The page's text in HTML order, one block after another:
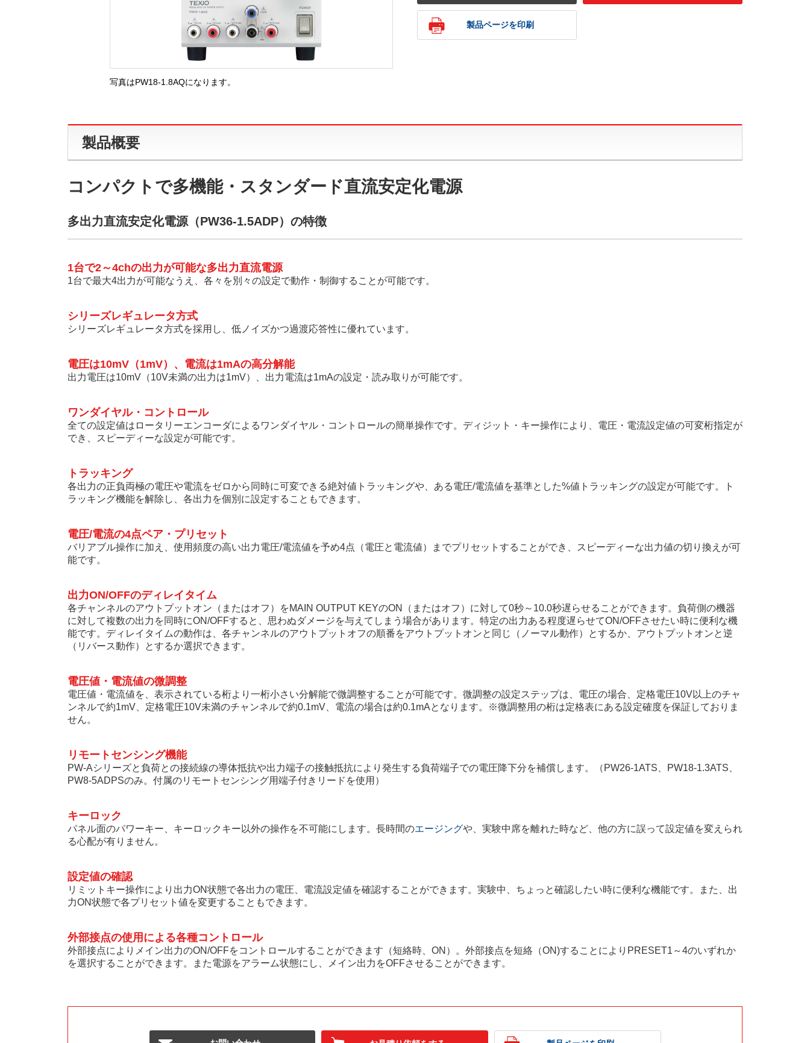
写真はPW18-1.8AQになります。
製品ページを印刷
製品概要
コンパクトで多機能・スタンダード直流安定化電源
多出力直流安定化電源（PW36-1.5ADP）の特徴
1台で2～4chの出力が可能な多出力直流電源
1台で最大4出力が可能なうえ、各々を別々の設定で動作・制御することが可能です。
シリーズレギュレータ方式
シリーズレギュレータ方式を採用し、低ノイズかつ過渡応答性に優れています。
電圧は10mV（1mV）、電流は1mAの高分解能
出力電圧は10mV（10V未満の出力は1mV）、出力電流は1mAの設定・読み取りが可能です。
ワンダイヤル・コントロール
全ての設定値はロータリーエンコーダによるワンダイヤル・コントロールの簡単操作です。ディジット・キー操作により、電圧・電流設定値の可変桁指定が
でき、スピーディーな設定が可能です。
トラッキング
各出力の正負両極の電圧や電流をゼロから同時に可変できる絶対値トラッキングや、ある電圧/電流値を基準とした%値トラッキングの設定が可能です。ト
ラッキング機能を解除し、各出力を個別に設定することもできます。
電圧/電流の4点ペア・プリセット
バリアブル操作に加え、使用頻度の高い出力電圧/電流値を予め4点（電圧と電流値）までプリセットすることができ、スピーディーな出力値の切り換えが可
能です。
出力ON/OFFのディレイタイム
各チャンネルのアウトプットオン（またはオフ）をMAIN OUTPUT KEYのON（またはオフ）に対して0秒～10.0秒遅らせることができます。負荷側の機器
に対して複数の出力を同時にON/OFFすると、思わぬダメージを与えてしまう場合があります。特定の出力ある程度遅らせてON/OFFさせたい時に便利な機
能です。ディレイタイムの動作は、各チャンネルのアウトプットオフの順番をアウトプットオンと同じ（ノーマル動作）とするか、アウトプットオンと逆
（リバース動作）とするか選択できます。
電圧値・電流値の微調整
電圧値・電流値を、表示されている桁より一桁小さい分解能で微調整することが可能です。微調整の設定ステップは、電圧の場合、定格電圧10V以上のチャ
ンネルで約1mV、定格電圧10V未満のチャンネルで約0.1mV、電流の場合は約0.1mAとなります。※微調整用の桁は定格表にある設定確度を保証しておりま
せん。
リモートセンシング機能
PW-Aシリーズと負荷との接続線の導体抵抗や出力端子の接触抵抗により発生する負荷端子での電圧降下分を補償します。（PW26-1ATS、PW18-1.3ATS、
PW8-5ADPSのみ。付属のリモートセンシング用端子付きリードを使用）
キーロック
パネル面のパワーキー、キーロックキー以外の操作を不可能にします。長時間のエージングや、実験中席を離れた時など、他の方に誤って設定値を変えられ
る心配が有りません。
設定値の確認
リミットキー操作により出力ON状態で各出力の電圧、電流設定値を確認することができます。実験中、ちょっと確認したい時に便利な機能です。また、出
力ON状態で各プリセット値を変更することもできます。
外部接点の使用による各種コントロール
外部接点によりメイン出力のON/OFFをコントロールすることができます（短絡時、ON）。外部接点を短絡（ON)することによりPRESET1～4のいずれか
を選択することができます。また電源をアラーム状態にし、メイン出力をOFFさせることができます。